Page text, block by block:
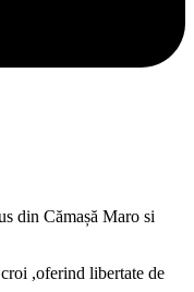
din Cămașă Maro si
,oferind libertate de